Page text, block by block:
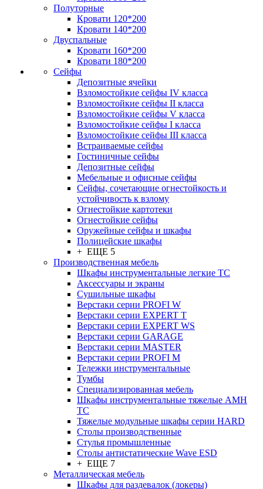
Полуторные
Кровати 120*200
Кровати 140*200
Двуспальные
Кровати 160*200
Кровати 180*200
Сейфы
Депозитные ячейки
Взломостойкие сейфы IV класса
Взломостойкие сейфы II класса
Взломостойкие сейфы V класса
Взломостойкие сейфы I класса
Взломостойкие сейфы III класса
Встраиваемые сейфы
Гостиничные сейфы
Депозитные сейфы
Мебельные и офисные сейфы
Сейфы, сочетающие огнестойкость и
устойчивость к взлому
Огнестойкие картотеки
Огнестойкие сейфы
Оружейные сейфы и шкафы
Полицейские шкафы
+ ЕЩЕ 5
Производственная мебель
Шкафы инструментальные легкие ТС
Аксессуары и экраны
Cушильные шкафы
Верстаки серии PROFI W
Верстаки серии EXPERT T
Верстаки серии EXPERT WS
Верстаки серии GARAGE
Верстаки серии MASTER
Верстаки серии PROFI M
Тележки инструментальные
Тумбы
Cпециализированная мебель
Шкафы инструментальные тяжелые AMH
TC
Тяжелые модульные шкафы серии HARD
Столы производственные
Стулья промышленные
Столы антистатические Wave ESD
+ ЕЩЕ 7
Металлическая мебель
Шкафы для раздевалок (локеры)